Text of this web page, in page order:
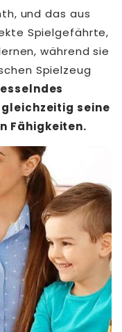
und das aus
Spielgefährte,
während sie
Spielzeug
seine
Fähigkeiten.